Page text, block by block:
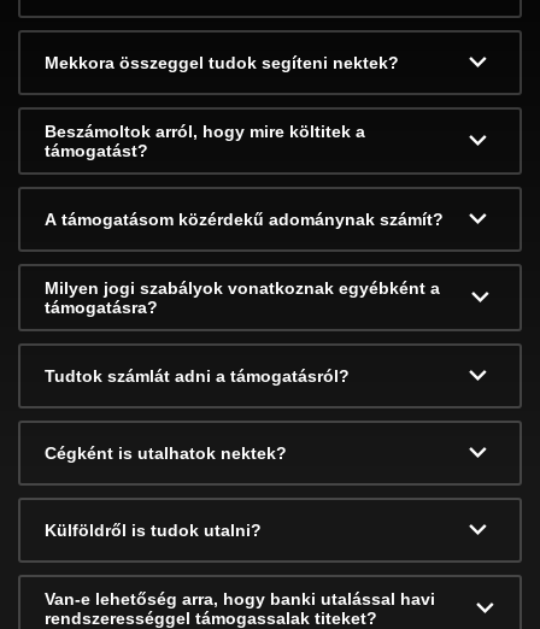
Mekkora összeggel tudok segíteni nektek?
Beszámoltok arról, hogy mire költitek a
támogatást?
A támogatásom közérdekű adománynak számít?
Milyen jogi szabályok vonatkoznak egyébként a
támogatásra?
Tudtok számlát adni a támogatásról?
Cégként is utalhatok nektek?
Külföldről is tudok utalni?
Van-e lehetőség arra, hogy banki utalással havi
rendszerességgel támogassalak titeket?